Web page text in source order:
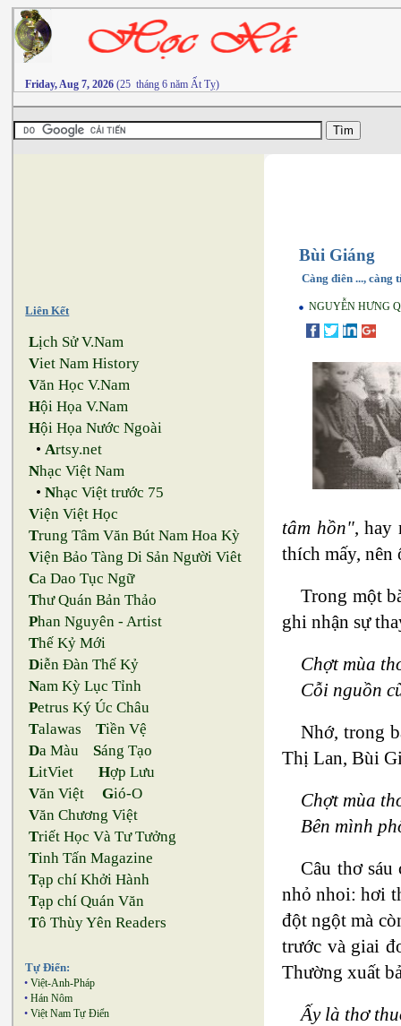
Friday, Aug 7, 2026 (25 tháng 6 năm Ất Tỵ)
Liên Kết
Lịch Sử V.Nam
Viet Nam History
Văn Học V.Nam
Hội Họa V.Nam
Hội Họa Nước Ngoài
•Artsy.net
Nhạc Việt Nam
•Nhạc Việt trước 75
Viện Việt Học
Trung Tâm Văn Bút Nam Hoa Kỳ
Viện Bảo Tàng Di Sản Người Viêt
Ca Dao Tục Ngữ
Thư Quán Bản Thảo
Phan Nguyên - Artist
Thế Kỷ Mới
Diễn Đàn Thế Kỷ
Nam Kỳ Lục Tỉnh
Petrus Ký Úc Châu
Talawas Tiền Vệ
Da Màu Sáng Tạo
LitViet Hợp Lưu
Văn Việt Gió-O
Văn Chương Việt
Triết Học Và Tư Tưởng
Tinh Tấn Magazine
Tạp chí Khởi Hành
Tạp chí Quán Văn
Tô Thùy Yên Readers
Tự Điển:
• Việt-Anh-Pháp
• Hán Nôm
• Việt Nam Tự Điển
Bùi Giáng
Càng điên ..., càng
NGUYỄN HƯNG
tâm hồn", hay
thích mấy, nên
Trong một
ghi nhận sự
Chợt mùa
Cỗi nguồn
Nhớ, trong
Thị Lan, Bùi
Chợt mùa
Bên mình
Câu thơ
nhỏ nhoi: hơi
đột ngột mà
trước và giai
Thường xuất
Ấy là thơ